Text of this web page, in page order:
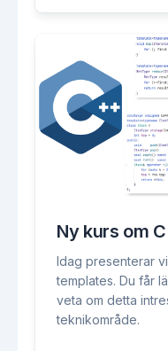
Ny kurs om
Idag presenterar
templates. Du får
veta om detta
teknikområde.